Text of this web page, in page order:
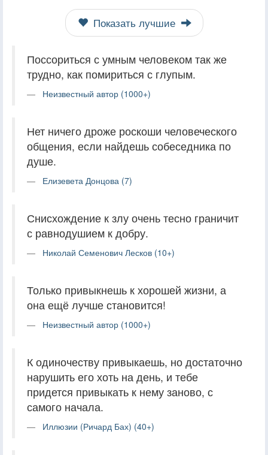
Показать лучшие
Поссориться с умным человеком так же
трудно, как помириться с глупым.
Неизвестный автор (1000+)
Нет ничего дроже роскоши человеческого
общения, если найдешь собеседника по
душе.
Елизевета Донцова (7)
Снисхождение к злу очень тесно граничит
с равнодушием к добру.
Николай Семенович Лесков (10+)
Только привыкнешь к хорошей жизни, а
она ещё лучше становится!
Неизвестный автор (1000+)
К одиночеству привыкаешь, но достаточно
нарушить его хоть на день, и тебе
придется привыкать к нему заново, с
самого начала.
Иллюзии (Ричард Бах) (40+)